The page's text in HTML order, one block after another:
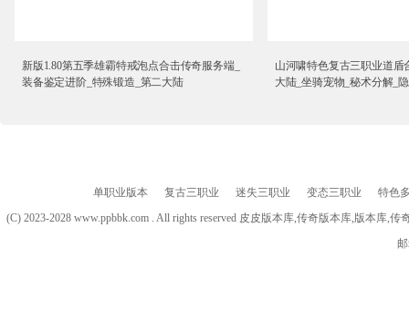
新版1.80第五季雄霸特戒泡点合击传奇服务端_
装备鉴定进阶_特殊锻造_第二大陆
山河啸特色复古三职业道盾
大陆_坐骑宠物_秘术分解_
单职业版本 复古三职业 迷失三职业 变态三职业
特色
(C) 2023-2028 www.ppbbk.com . All rights reserved 皮皮版本库,传奇版本库,版本